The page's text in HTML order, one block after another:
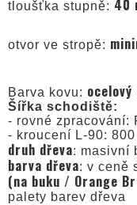
tloušťka stupně: 40
otvor ve stropě:
Barva kovu:
Šířka schodiště:
- rovné zpracování:
- kroucení L-90:
druh dřeva: masivní
barva dřeva: v ceně
(na buku / Orange
palety barev dřeva